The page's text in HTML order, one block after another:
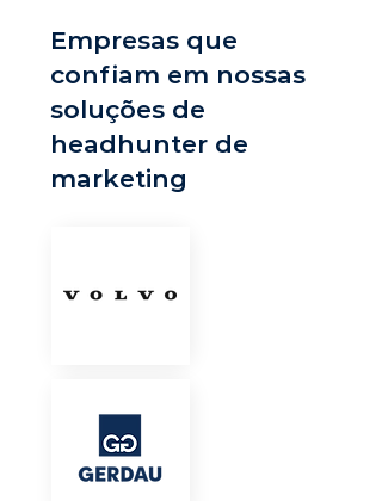
Empresas que
confiam em nossas
soluções de
headhunter de
marketing